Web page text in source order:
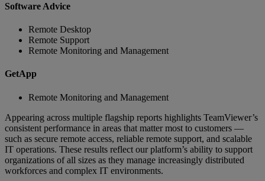
Software Advice
Remote Desktop
Remote Support
Remote Monitoring and Management
GetApp
Remote Monitoring and Management
Appearing across multiple flagship reports highlights TeamViewer’s
consistent performance in areas that matter most to customers —
such as secure remote access, reliable remote support, and scalable
IT operations. These results reflect our platform’s ability to support
organizations of all sizes as they manage increasingly distributed
workforces and complex IT environments.